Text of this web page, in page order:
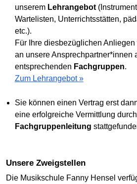
unserem Lehrangebot
Wartelisten, Unterrichtsstätten,
etc.).
Für Ihre diesbezüglichen
an unsere Ansprechpartner*innen
entsprechenden Fachgruppen.
Zum Lehrangebot »
Sie können einen Vertrag erst
eine erfolgreiche Vermittlung
Fachgruppenleitung
Unsere Zweigstellen
Die Musikschule Fanny Hensel